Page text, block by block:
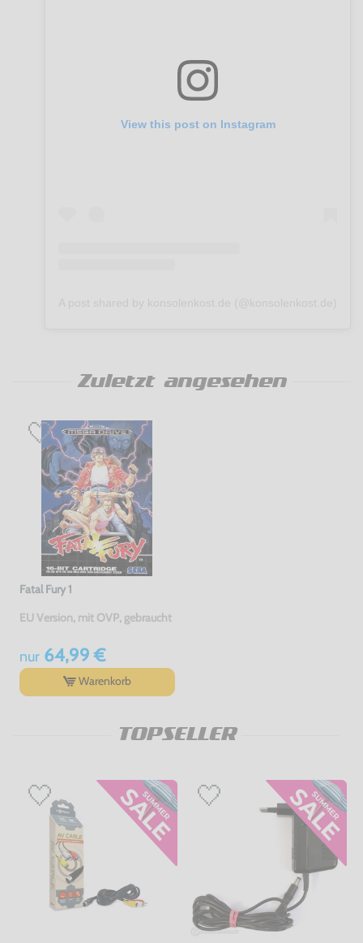
View this post on Instagram
Zuletzt angesehen
Fatal Fury 1
EU Version, mit OVP, gebraucht
nur64,99 €
Warenkorb
TOPSELLER